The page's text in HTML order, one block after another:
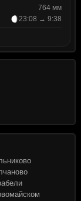
764 мм
23:08 → 9:38